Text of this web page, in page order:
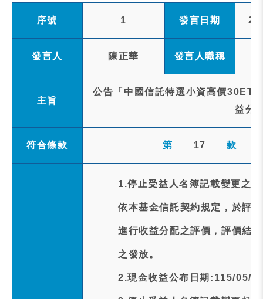
序號 1 發言日期
發言人 陳正華 發言人職稱
主旨
公告「中國信託特選小資高價
益分
符合條款 第 17 款
1.停止受益人名簿記載變更之
依本基金信託契約規定，於評
進行收益分配之評價，評價結
之發放。
2.現金收益公布日期:115/05/